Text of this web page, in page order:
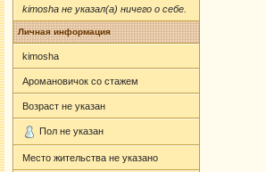
kimosha не указал(а) ничего о себе.
Личная информация
kimosha
Аромановичок со стажем
Возраст не указан
Пол не указан
Место жительства не указано